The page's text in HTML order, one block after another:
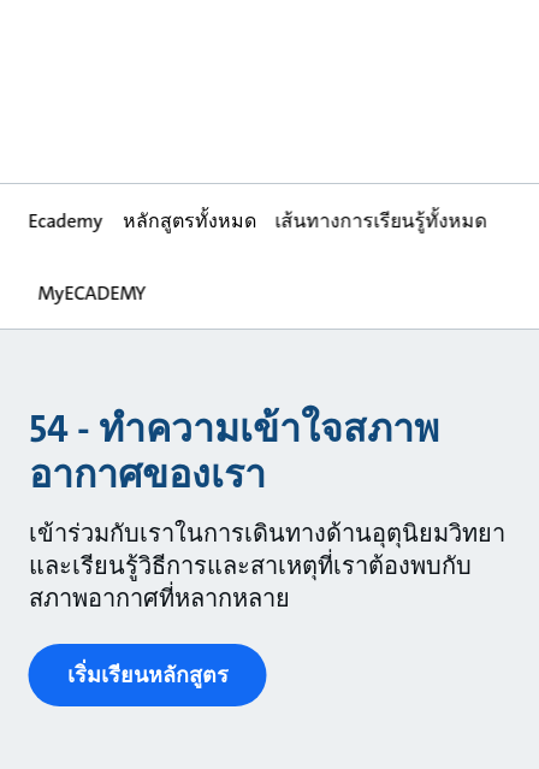
Ecademy หลักสูตรทั้งหมด เส้นทางการเรียนรู้ทั้งหมด
MyECADEMY
54 - ทำความเข้าใจสภาพ
อากาศของเรา
เข้าร่วมกับเราในการเดินทางด้านอุตุนิยมวิทยา
และเรียนรู้วิธีการและสาเหตุที่เราต้องพบกับ
สภาพอากาศที่หลากหลาย
เริ่มเรียนหลักสูตร